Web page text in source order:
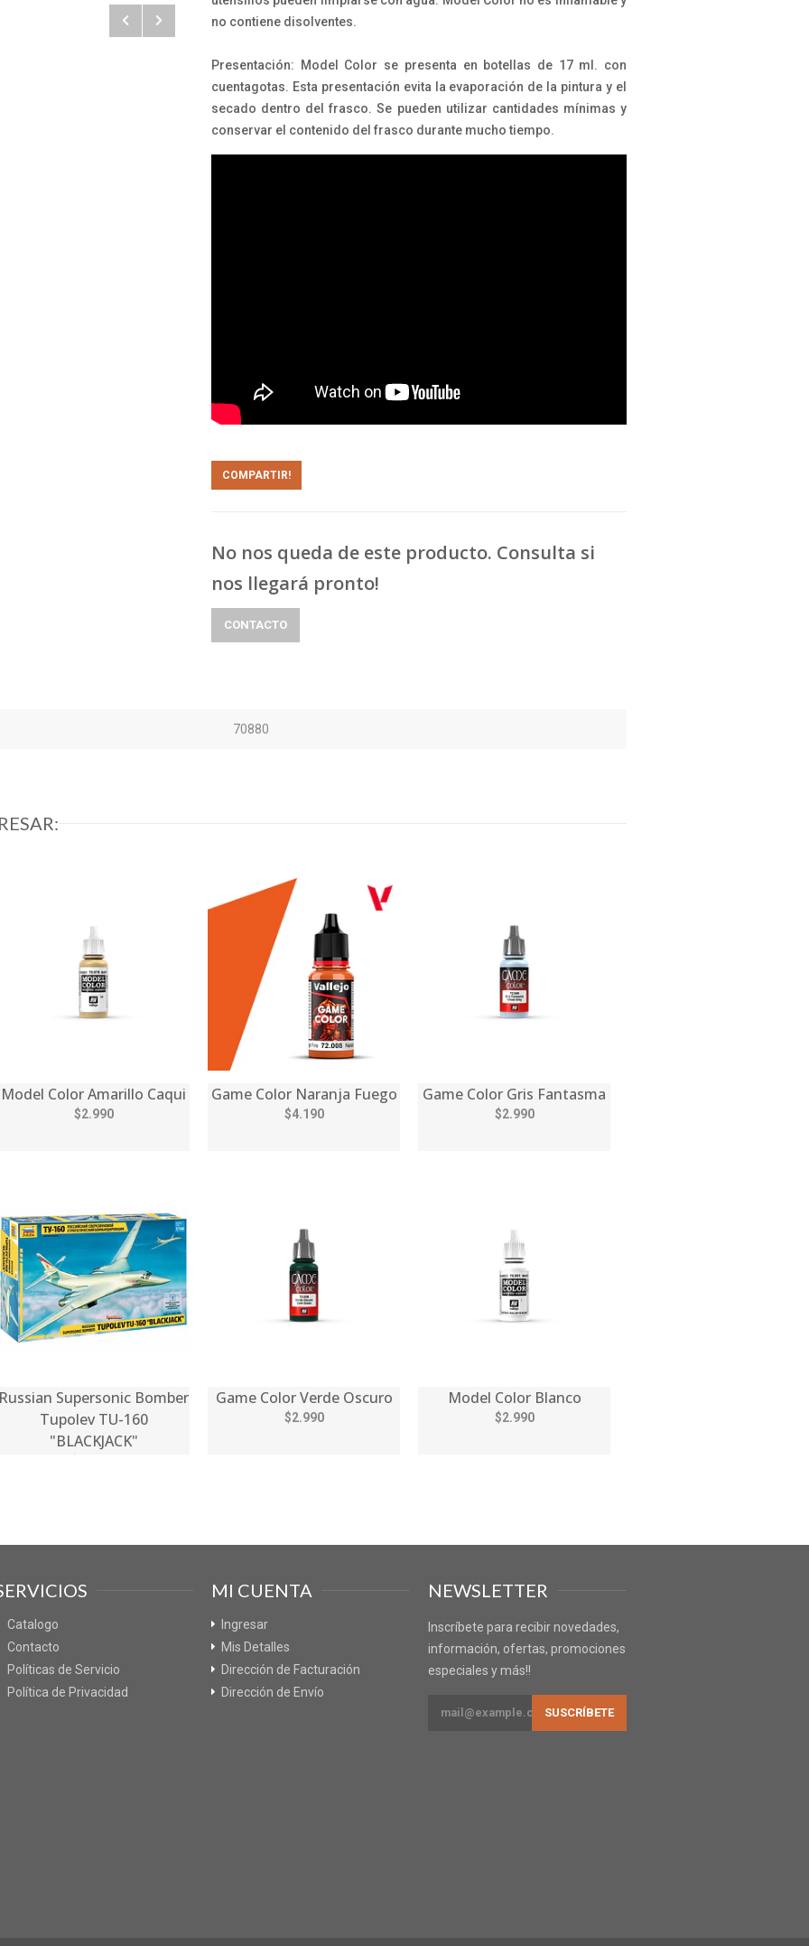
no contiene disolventes.
Presentación: Model Color se presenta en botellas de 17 ml. con
cuentagotas. Esta presentación evita la evaporación de la pintura y el
secado dentro del frasco. Se pueden utilizar cantidades mínimas y
conservar el contenido del frasco durante mucho tiempo.
COMPARTIR!
No nos queda de este producto. Consulta si
nos llegará pronto!
CONTACTO
70880
Model Color Amarillo Caqui
$2.990
Game Color Naranja Fuego
$4.190
Game Color Gris Fantasma
$2.990
Russian Supersonic Bomber
Tupolev TU-160
"BLACKJACK"
Game Color Verde Oscuro
$2.990
Model Color Blanco
$2.990
Catalogo
Contacto
Políticas de Servicio
Política de Privacidad
MI CUENTA
Ingresar
Mis Detalles
Dirección de Facturación
Dirección de Envío
NEWSLETTER
Inscríbete para recibir novedades,
información, ofertas, promociones
especiales y más!!